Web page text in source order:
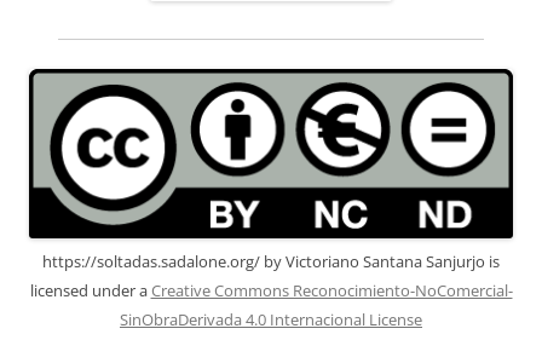
https://soltadas.sadalone.org/ byVictoriano Santana Sanjurjo is
licensed under aCreative Commons Reconocimiento-NoComercial-
SinObraDerivada 4.0 Internacional License